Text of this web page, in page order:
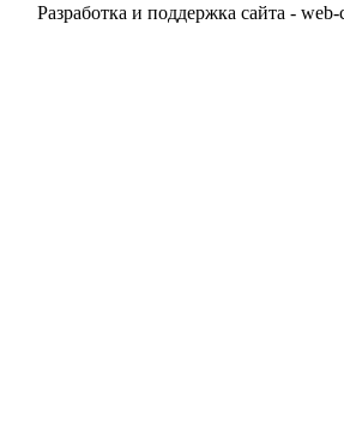
Разработка и поддержка сайта - web-